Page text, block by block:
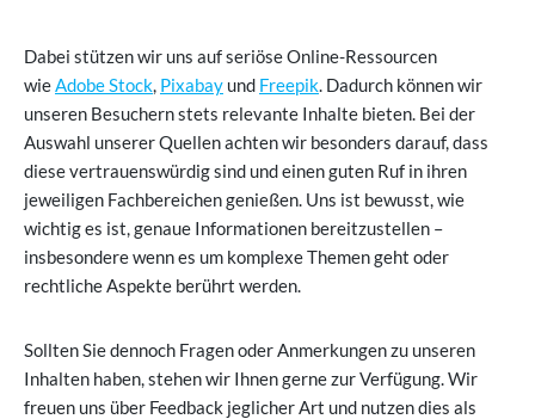
e
n
Dabei stützen wir uns auf seriöse Online-Ressourcen
wieAdobe Stock, Pixabay und Freepik. Dadurch können wir
unseren Besuchern stets relevante Inhalte bieten. Bei der
Auswahl unserer Quellen achten wir besonders darauf, dass
diese vertrauenswürdig sind und einen guten Ruf in ihren
jeweiligen Fachbereichen genießen. Uns ist bewusst, wie
wichtig es ist, genaue Informationen bereitzustellen –
insbesondere wenn es um komplexe Themen geht oder
rechtliche Aspekte berührt werden.
Sollten Sie dennoch Fragen oder Anmerkungen zu unseren
Inhalten haben, stehen wir Ihnen gerne zur Verfügung. Wir
freuen uns über Feedback jeglicher Art und nutzen dies als